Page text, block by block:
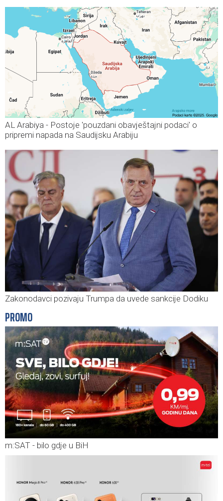
AL Arabiya - Postoje 'pouzdani obavještajni podaci' o
pripremi napada na Saudijsku Arabiju
Zakonodavci pozivaju Trumpa da uvede sankcije Dodiku
PROMO
m:SAT - bilo gdje u BiH